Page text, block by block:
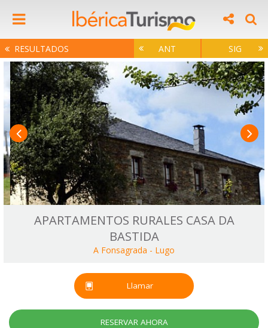
RESULTADOS ANT SIG
APARTAMENTOS RURALES CASA DA
BASTIDA
A Fonsagrada - Lugo
Llamar
RESERVAR AHORA